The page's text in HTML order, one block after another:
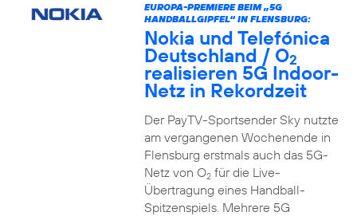
EUROPA-PREMIERE BEIM „5G
HANDBALLGIPFEL“ IN FLENSBURG:
Nokia und Telefónica
Deutschland / O2
realisieren 5G Indoor-
Netz in Rekordzeit
Der PayTV-Sportsender Sky nutzte
am vergangenen Wochenende in
Flensburg erstmals auch das 5G-
Netz von O2für die Live-
Übertragung eines Handball-
Spitzenspiels. Mehrere 5G